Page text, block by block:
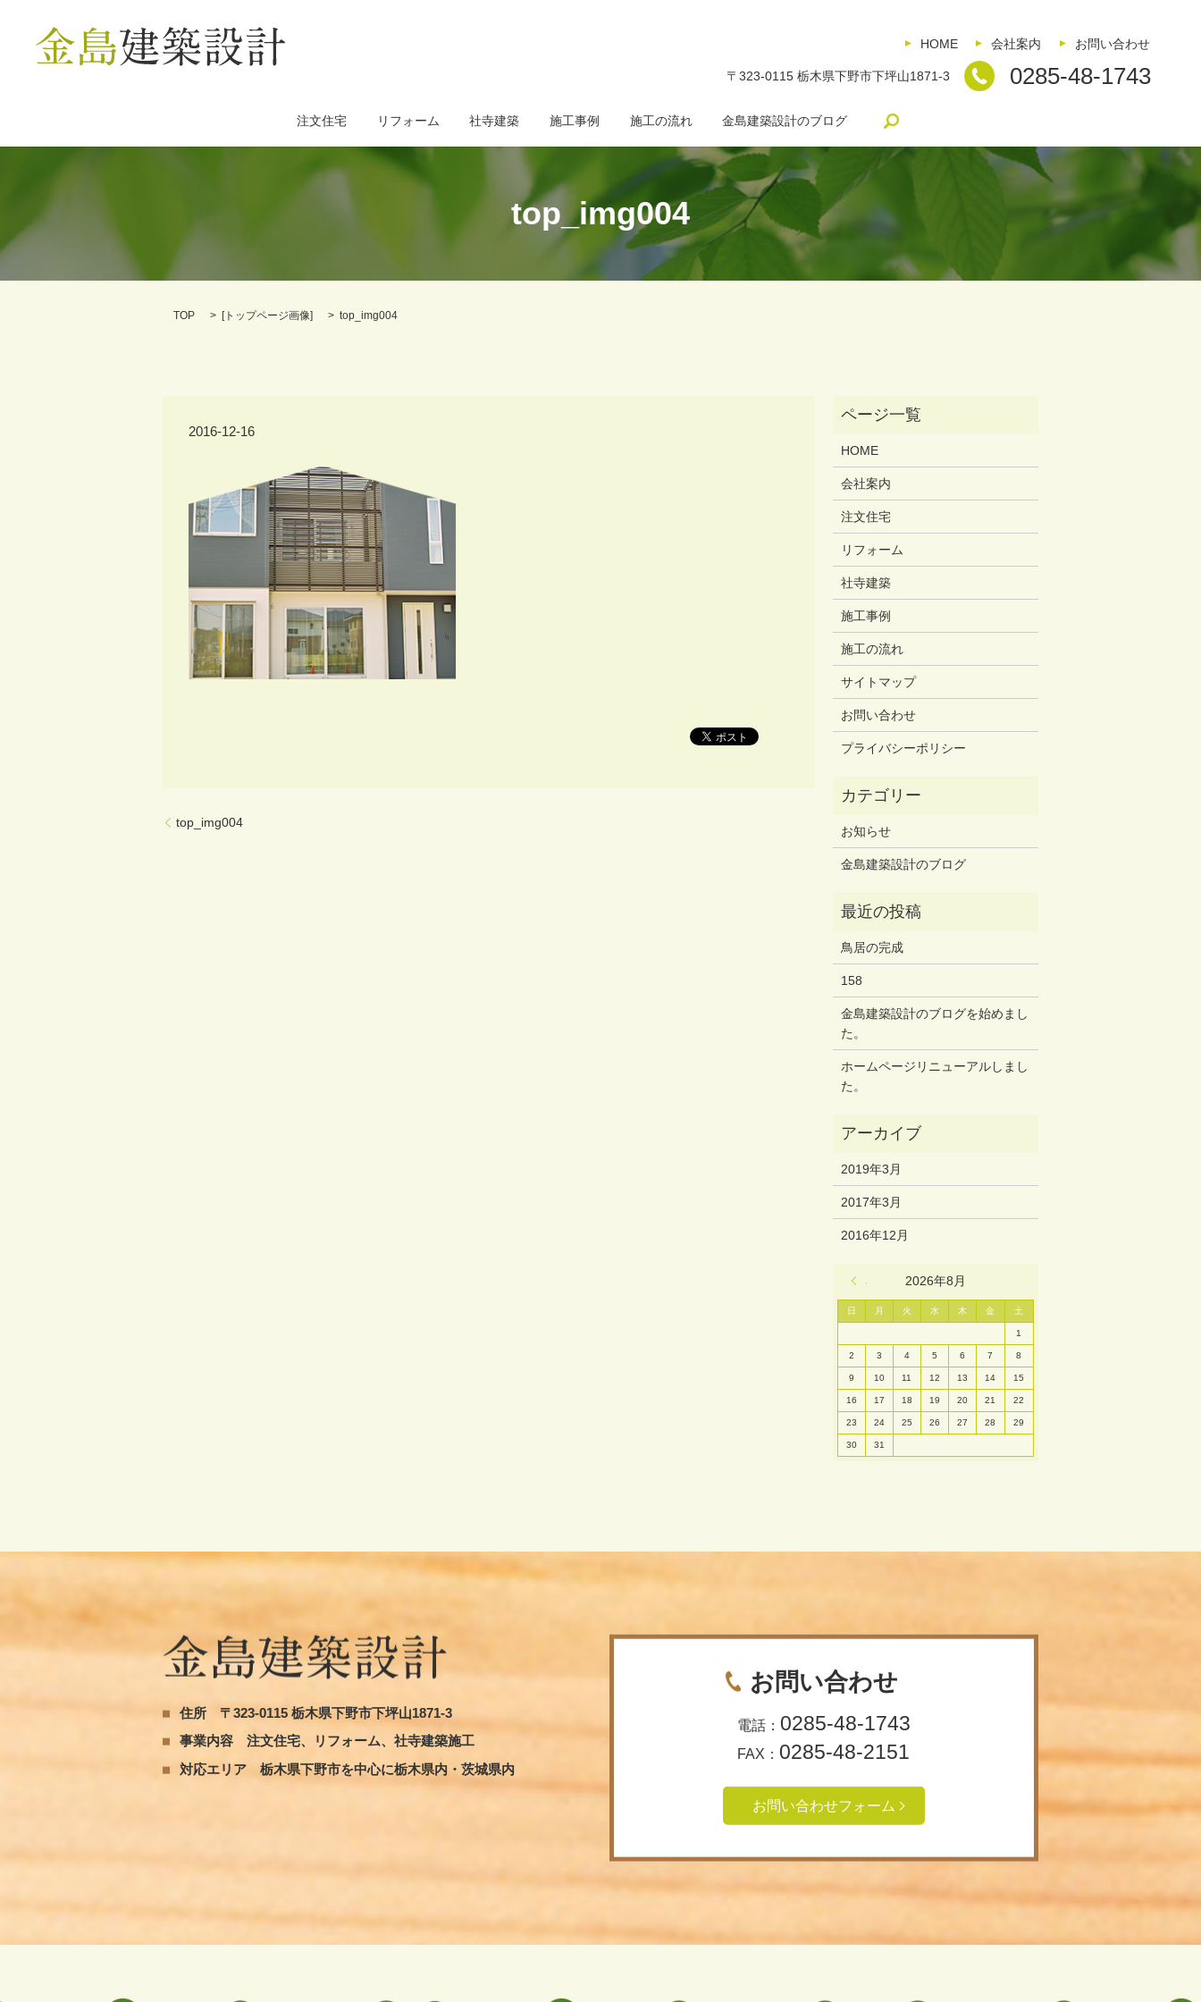
HOME 会社案内 お問い合わせ
〒323-0115 栃木県下野市下坪山1871-3 0285-48-1743
注文住宅 リフォーム 社寺建築 施工事例 施工の流れ 金島建築設計のブログ
top_img004
TOP [トップページ画像] top_img004
2016-12-16
top_img004
HOME
会社案内
注文住宅
リフォーム
社寺建築
施工事例
施工の流れ
サイトマップ
お問い合わせ
プライバシーポリシー
お知らせ
金島建築設計のブログ
鳥居の完成
158
金島建築設計のブログを始めまし
た。
ホームページリニューアルしまし
た。
2019年3月
2017年3月
2016年12月
2026年8月
日 月 火 水 木 金 土
1
2 3 4 5 6 7 8
9 10 11 12 13 14 15
16 17 18 19 20 21 22
23 24 25 26 27 28 29
30 31
住所
〒323-0115 栃木県下野市下坪山1871-3
事業内容
注文住宅、リフォーム、社寺建築施工
対応エリア
栃木県下野市を中心に栃木県内・茨城県内
お問い合わせ
電話： 0285-48-1743
FAX： 0285-48-2151
お問い合わせフォーム